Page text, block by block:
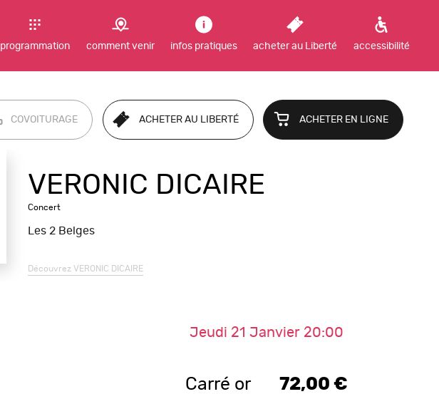
COVOITURAGE ACHETER AU LIBERTÉ ACHETER EN LIGNE
VERONIC DICAIRE
Concert
Les 2 Belges
Découvrez VERONIC DICAIRE
Jeudi 21 Janvier 20:00
Carré or 72,00 €
programmation comment venir infos pratiques acheter au Liberté accessibilité